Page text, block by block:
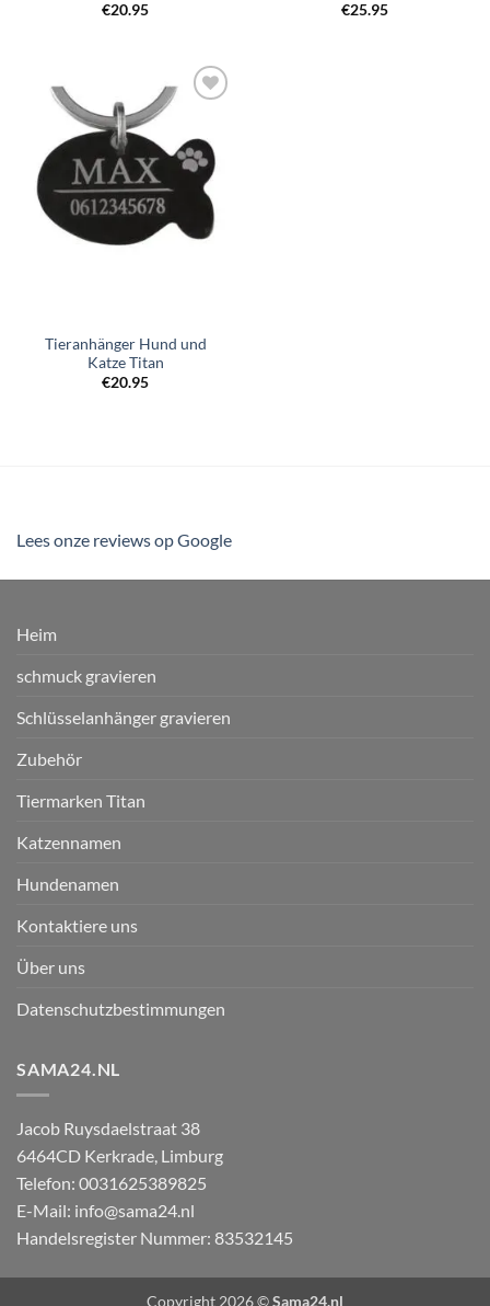
€20.95
€25.95
hinzufügen
Tieranhänger Hund und
Katze Titan
€20.95
Lees onze reviews op Google
Heim
schmuck gravieren
Schlüsselanhänger gravieren
Zubehör
Tiermarken Titan
Katzennamen
Hundenamen
Kontaktiere uns
Über uns
Datenschutzbestimmungen
SAMA24.NL
Jacob Ruysdaelstraat 38
6464CD Kerkrade, Limburg
Telefon: 0031625389825
E-Mail: info@sama24.nl
Handelsregister Nummer: 83532145
Copyright 2026 ©Sama24.nl